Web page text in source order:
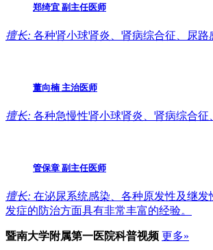
郑绮宜 副主任医师
擅长: 各种肾小球肾炎、肾病综合征、尿路
董向楠 主治医师
擅长: 各种急慢性肾小球肾炎、肾病综合
管保章 副主任医师
擅长: 在泌尿系统感染、各种原发性及继
发症的防治方面具有非常丰富的经验。
暨南大学附属第一医院科普视频 更多»